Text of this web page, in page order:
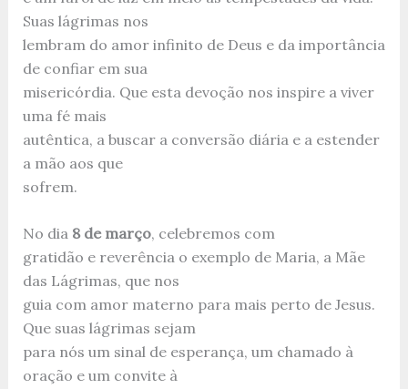
Suas lágrimas nos
lembram do amor infinito de Deus e da importância
de confiar em sua
misericórdia. Que esta devoção nos inspire a viver
uma fé mais
autêntica, a buscar a conversão diária e a estender
a mão aos que
sofrem.
No dia 8 de março, celebremos com
gratidão e reverência o exemplo de Maria, a Mãe
das Lágrimas, que nos
guia com amor materno para mais perto de Jesus.
Que suas lágrimas sejam
para nós um sinal de esperança, um chamado à
oração e um convite à